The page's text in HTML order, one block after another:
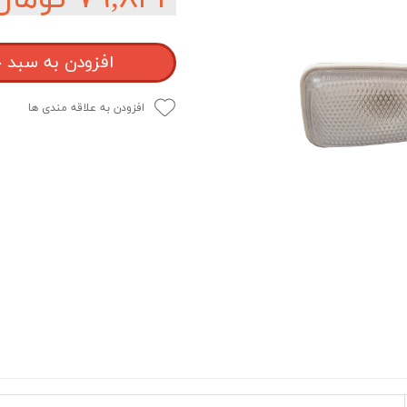
افزودن به سبد
افزودن به علاقه مندی ها